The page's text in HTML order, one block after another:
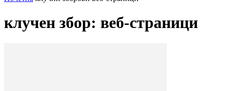
клучен збор: веб-страници